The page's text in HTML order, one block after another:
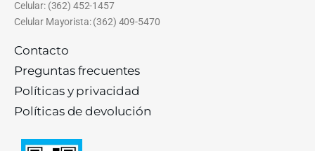
Celular: (362) 452-1457
Celular Mayorista: (362) 409-5470
Contacto
Preguntas frecuentes
Políticas y privacidad
Políticas de devolución